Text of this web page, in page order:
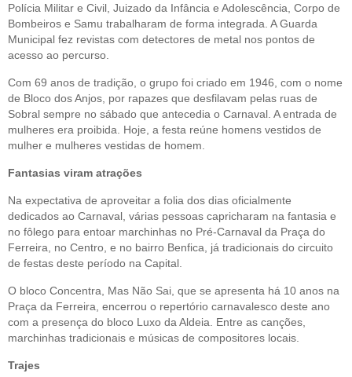
Polícia Militar e Civil, Juizado da Infância e Adolescência, Corpo de
Bombeiros e Samu trabalharam de forma integrada. A Guarda
Municipal fez revistas com detectores de metal nos pontos de
acesso ao percurso.
Com 69 anos de tradição, o grupo foi criado em 1946, com o nome
de Bloco dos Anjos, por rapazes que desfilavam pelas ruas de
Sobral sempre no sábado que antecedia o Carnaval. A entrada de
mulheres era proibida. Hoje, a festa reúne homens vestidos de
mulher e mulheres vestidas de homem.
Fantasias viram atrações
Na expectativa de aproveitar a folia dos dias oficialmente
dedicados ao Carnaval, várias pessoas capricharam na fantasia e
no fôlego para entoar marchinhas no Pré-Carnaval da Praça do
Ferreira, no Centro, e no bairro Benfica, já tradicionais do circuito
de festas deste período na Capital.
O bloco Concentra, Mas Não Sai, que se apresenta há 10 anos na
Praça da Ferreira, encerrou o repertório carnavalesco deste ano
com a presença do bloco Luxo da Aldeia. Entre as canções,
marchinhas tradicionais e músicas de compositores locais.
Trajes